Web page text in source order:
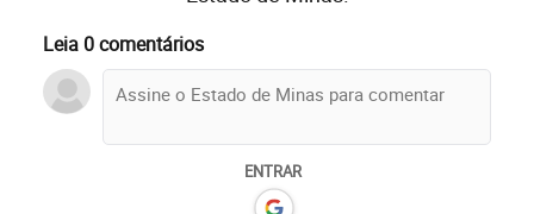
Leia 0 comentários
ENTRAR